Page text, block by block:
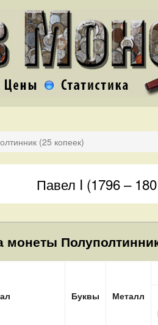
(25 копеек)
Павел I (1796 –
Буквы Металл